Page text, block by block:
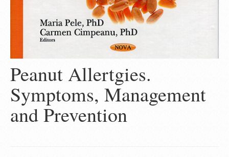
Peanut Allertgies.
Symptoms, Management
and Prevention